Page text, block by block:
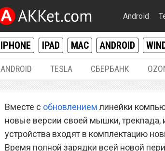
Android
IPHONE IPAD MAC ANDROID
ANDROID TESLA СБЕРБАНК
Выпущены Apple
Trackpad 2 и New
Вместе с обновлением линейки
новые версии своей мышки, трекпада,
устройства входят в комплектацию
Время полной зарядки всей новой